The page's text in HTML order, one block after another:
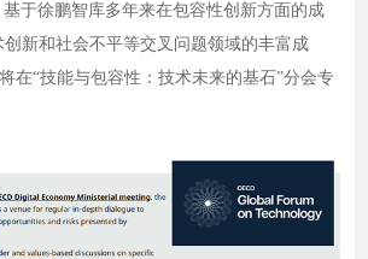
基于徐鹏智库多年来在包容性创新方面的成
新和社会不平等交叉问题领域的丰富成
在“技能与包容性：技术未来的基石”分会专